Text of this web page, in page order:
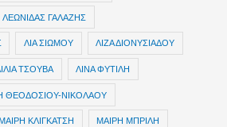
ΛΕΩΝΙΔΑΣ ΓΑΛΑΖΗΣ
ΛΙΑ ΣΙΩΜΟΥ ΛΙΖΑ ΔΙΟΝΥΣΙΑΔΟΥ
ΤΣΟΥΒΑ ΛΙΝΑ ΦΥΤΙΛΗ
ΘΕΟΔΟΣΙΟΥ-ΝΙΚΟΛΑΟΥ
ΜΑΙΡΗ ΚΛΙΓΚΑΤΣΗ ΜΑΙΡΗ ΜΠΡΙΛΗ